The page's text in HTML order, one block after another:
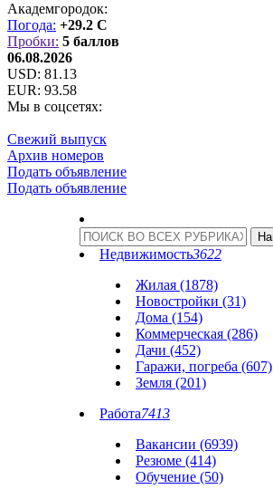
Академгородок:
Погода: +29.2 C
Пробки: 5 баллов
06.08.2026
USD: 81.13
EUR: 93.58
Мы в соцсетях:
Свежий выпуск
Архив номеров
Подать объявление
Подать объявление
Недвижимость3622
Жилая (1878)
Новостройки (31)
Дома (154)
Коммерческая (286)
Дачи (452)
Гаражи, погреба (607)
Земля (201)
Работа7413
Вакансии (6939)
Резюме (414)
Обучение (50)